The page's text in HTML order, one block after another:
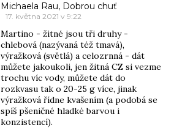
Michaela Rau, Dobrou chuť
17. května 2021 v 9:22
Martino - žitné jsou tři druhy -
chlebová (nazývaná též tmavá),
výražková (světlá) a celozrnná - dát
můžete jakoukoli, jen žitná CZ si vezme
trochu víc vody, můžete dát do
rozkvasu tak o 20-25 g více, jinak
výražková řídne kvašením (a podobá se
spíš pšeničné hladké barvou i
konzistencí).